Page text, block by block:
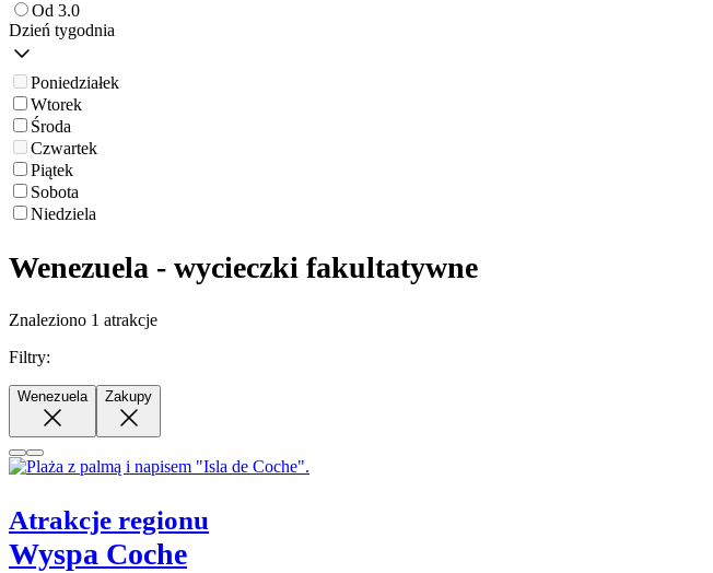
Od 3.0
Dzień tygodnia
Poniedziałek
Wtorek
Środa
Czwartek
Piątek
Sobota
Niedziela
Wenezuela - wycieczki fakultatywne
Znaleziono 1 atrakcje
Filtry:
Wenezuela Zakupy
Atrakcje regionu
Wyspa Coche